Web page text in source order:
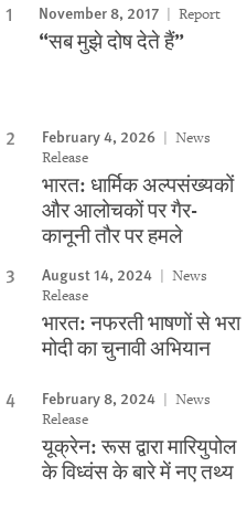
November 8, 2017 Report
“सब मुझे दोष देते हैं”
February 4, 2026
News
Release
भारत: धार्मिक अल्पसंख्यकों
और आलोचकों पर गैर-
कानूनी तौर पर हमले
August 14, 2024
News
Release
भारत: नफरती भाषणों से भरा
मोदी का चुनावी अभियान
February 8, 2024
News
Release
यूक्रेन: रूस द्वारा मारियुपोल
के विध्वंस के बारे में नए तथ्य